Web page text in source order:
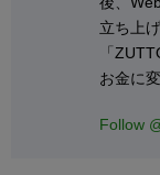
立ち上
「
お金に
Follow